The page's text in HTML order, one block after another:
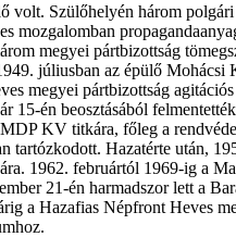
volt. Szülőhelyén három
mozgalomban
megyei pártbizottság
júliusban az épülő
megyei pártbizottság
15-én beosztásából
KV titkára, főleg a
tartózkodott. Hazatérte után,
1962. februártól 1969-ig a
21-én harmadszor lett a
a Hazafias Népfront Heves